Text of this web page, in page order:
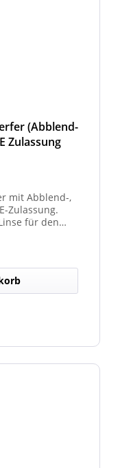
(Abblend-
Zulassung
mit Abblend-,
Zulassung.
für den
zur sicheren
angegebenen
Modelle mit nur
wahlweise
Anzahl der